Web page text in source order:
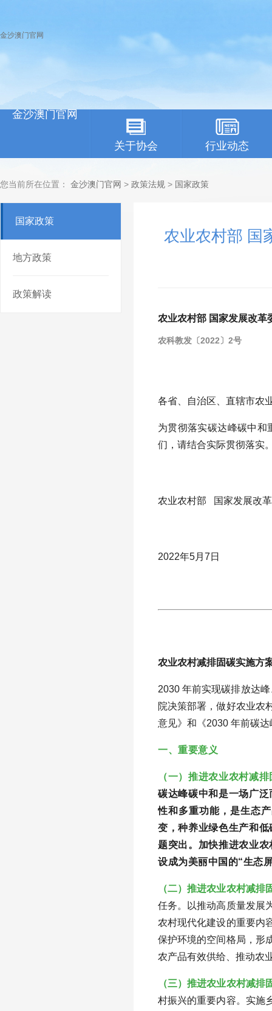
金沙澳门官网
金沙澳门官网
关于协会 行业动态
您当前所在位置： 金沙澳门官网 > 政策法规 > 国家政策
国家政策
地方政策
政策解读
农业农村部 国
农业农村部 国家发展改革
农科教发〔2022〕2号
各省、自治区、直辖市农
为贯彻落实碳达峰碳中和
们，请结合实际贯彻落实
农业农村部 国家发展改
2022年5月7日
农业农村减排固碳实施方
2030 年前实现碳排放达
院决策部署，做好农业农
意见》和《2030 年前碳
一、重要意义
（一）推进农业农村减
碳达峰碳中和是一场广
性和多重功能，是生态
变，种养业绿色生产和
题突出。加快推进农业
设成为美丽中国的“生态
（二）推进农业农村减
任务。以推动高质量发展
农村现代化建设的重要内
保护环境的空间格局，形
农产品有效供给、推动农
（三）推进农业农村减
村振兴的重要内容。实施